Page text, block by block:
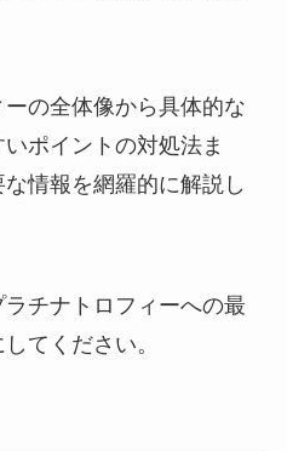
の全体像から具体的な
ポイントの対処法ま
情報を網羅的に解説し
チナトロフィーへの最
てください。